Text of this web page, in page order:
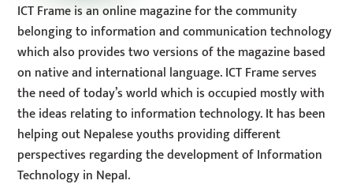
ICT Frame is an online magazine for the community
belonging to information and communication technology
which also provides two versions of the magazine based
on native and international language. ICT Frame serves
the need of today’s world which is occupied mostly with
the ideas relating to information technology. It has been
helping out Nepalese youths providing different
perspectives regarding the development of Information
Technology in Nepal.